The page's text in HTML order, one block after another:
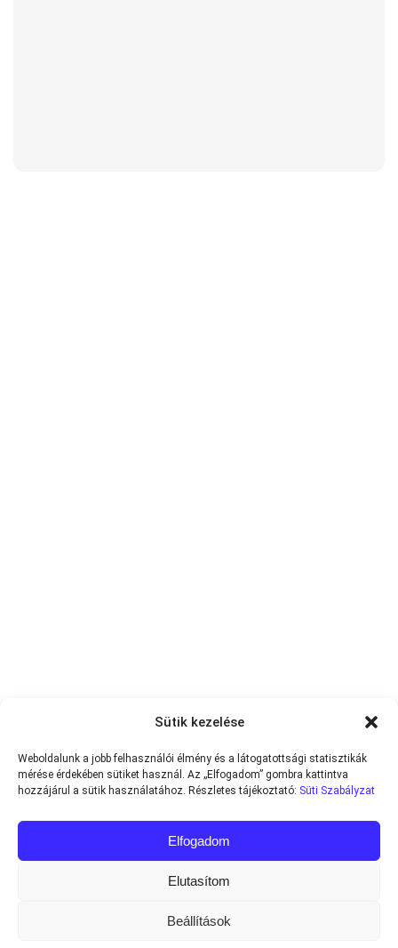
Sütik kezelése
Weboldalunk a jobb felhasználói élmény és a látogatottsági statisztikák
mérése érdekében sütiket használ. Az „Elfogadom” gombra kattintva
hozzájárul a sütik használatához. Részletes tájékoztató: Süti Szabályzat
Elfogadom
Elutasítom
Beállítások
Minden jog fenntartva © 2013-2026Teniszvilag.com